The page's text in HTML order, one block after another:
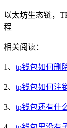
以太坊生态链，
程
相关阅读：
1、 tp钱包如何删
2、 tp钱包如何注
3、 tp钱包还有什